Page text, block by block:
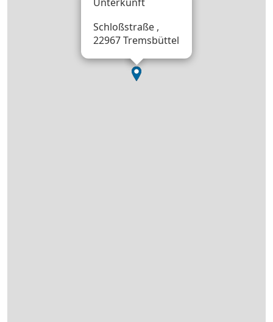
Schloßstraße ,
22967 Tremsbüttel